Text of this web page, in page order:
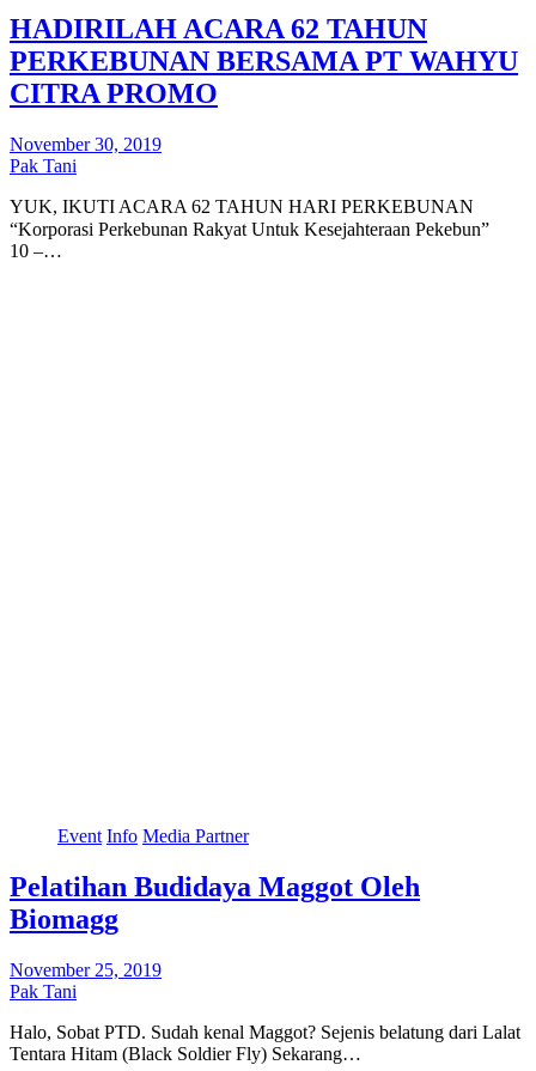
HADIRILAH ACARA 62 TAHUN
PERKEBUNAN BERSAMA PT WAHYU
CITRA PROMO
November 30, 2019
Pak Tani
YUK, IKUTI ACARA 62 TAHUN HARI PERKEBUNAN
“Korporasi Perkebunan Rakyat Untuk Kesejahteraan Pekebun”⠀ ⠀
10 –…
Event Info Media Partner
Pelatihan Budidaya Maggot Oleh
Biomagg
November 25, 2019
Pak Tani
Halo, Sobat PTD. Sudah kenal Maggot? Sejenis belatung dari Lalat
Tentara Hitam (Black Soldier Fly) Sekarang…